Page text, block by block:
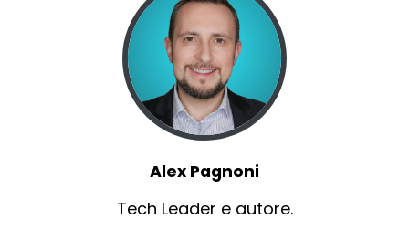
Alex Pagnoni
Tech Leader e autore.